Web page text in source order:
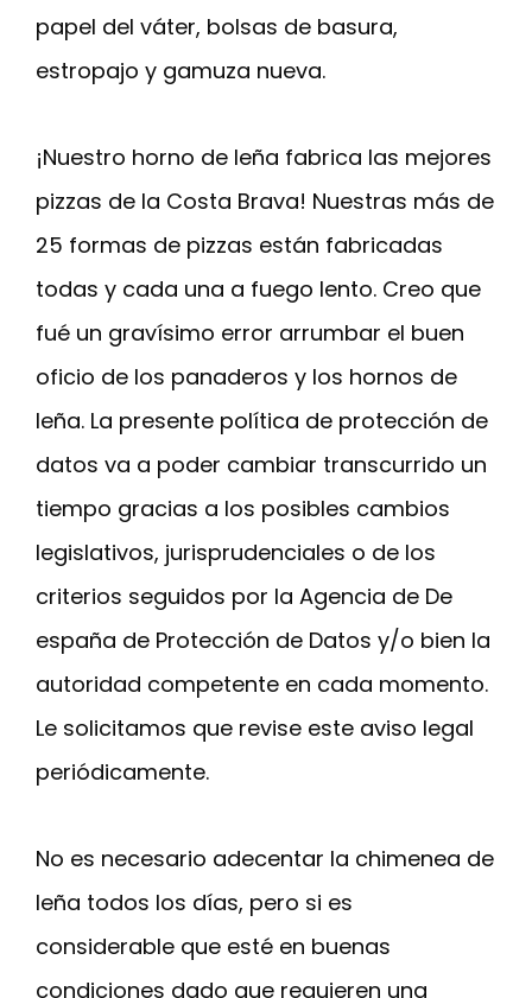
papel del váter, bolsas de basura,
estropajo y gamuza nueva.
¡Nuestro horno de leña fabrica las mejores
pizzas de la Costa Brava! Nuestras más de
25 formas de pizzas están fabricadas
todas y cada una a fuego lento. Creo que
fué un gravísimo error arrumbar el buen
oficio de los panaderos y los hornos de
leña. La presente política de protección de
datos va a poder cambiar transcurrido un
tiempo gracias a los posibles cambios
legislativos, jurisprudenciales o de los
criterios seguidos por la Agencia de De
españa de Protección de Datos y/o bien la
autoridad competente en cada momento.
Le solicitamos que revise este aviso legal
periódicamente.
No es necesario adecentar la chimenea de
leña todos los días, pero si es
considerable que esté en buenas
condiciones dado que requieren una